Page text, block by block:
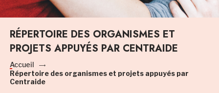
RÉPERTOIRE DES ORGANISMES ET
PROJETS APPUYÉS PAR CENTRAIDE
Accueil
Répertoire des organismes et projets appuyés par
Centraide